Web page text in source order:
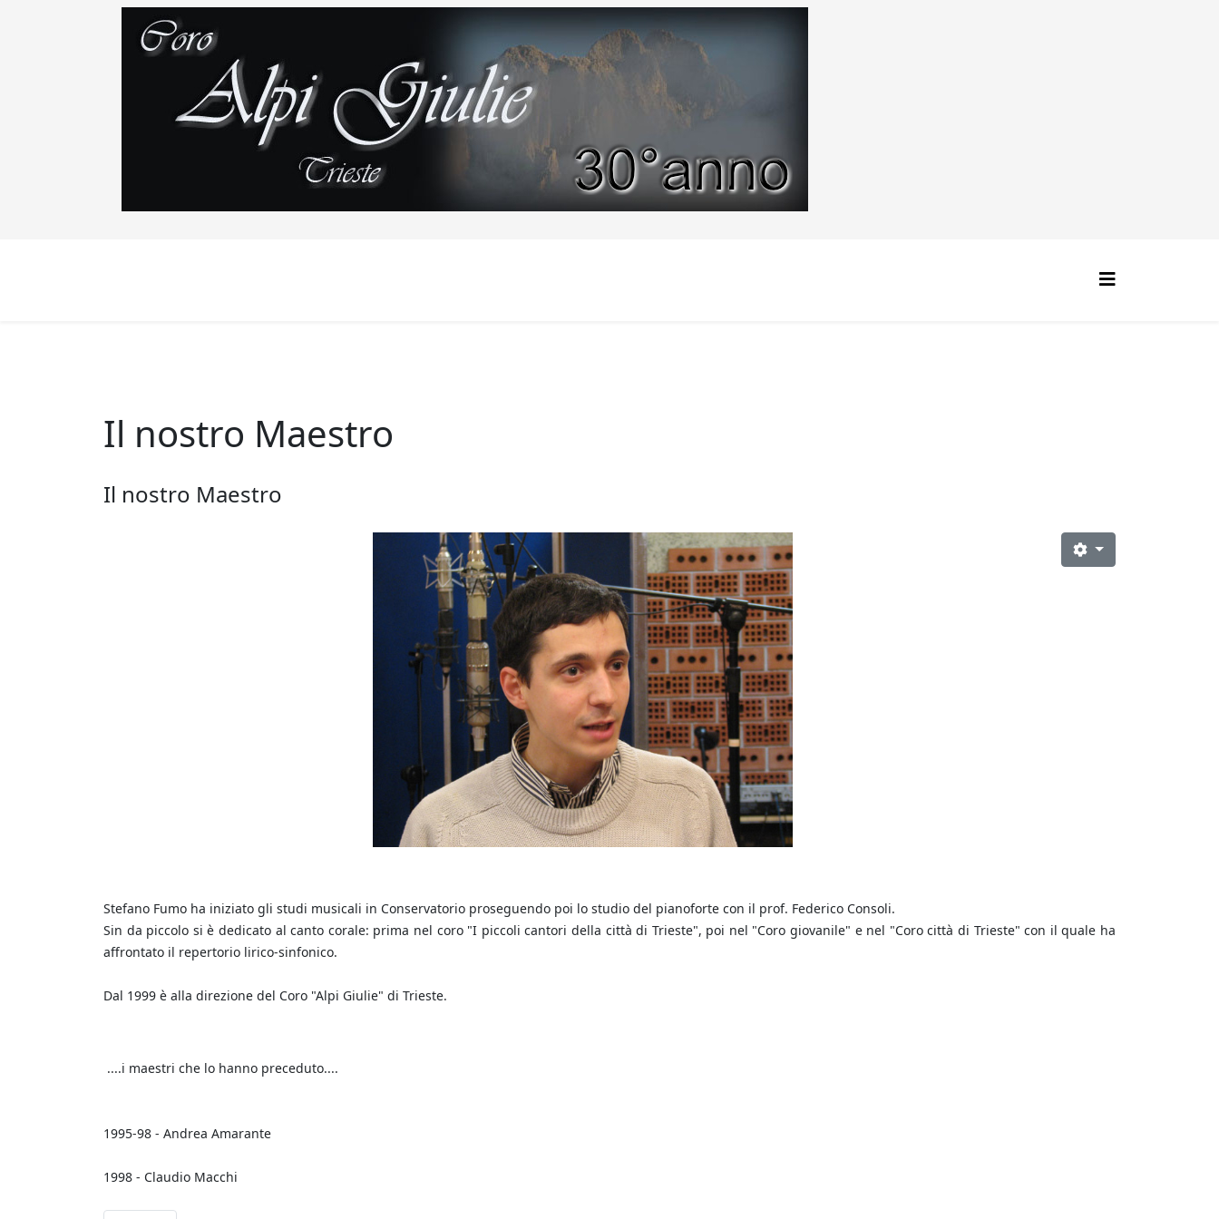
Il nostro Maestro
Il nostro Maestro
Stefano Fumo ha iniziato gli studi musicali in Conservatorio proseguendo poi lo studio del pianoforte con il prof. Federico Consoli.
Sin da piccolo si è dedicato al canto corale: prima nel coro "I piccoli cantori della città di Trieste", poi nel "Coro giovanile" e nel "Coro città di Trieste" con il quale ha
affrontato il repertorio lirico-sinfonico.
Dal 1999 è alla direzione del Coro "Alpi Giulie" di Trieste.
....i maestri che lo hanno preceduto....
1995-98 - Andrea Amarante
1998 - Claudio Macchi